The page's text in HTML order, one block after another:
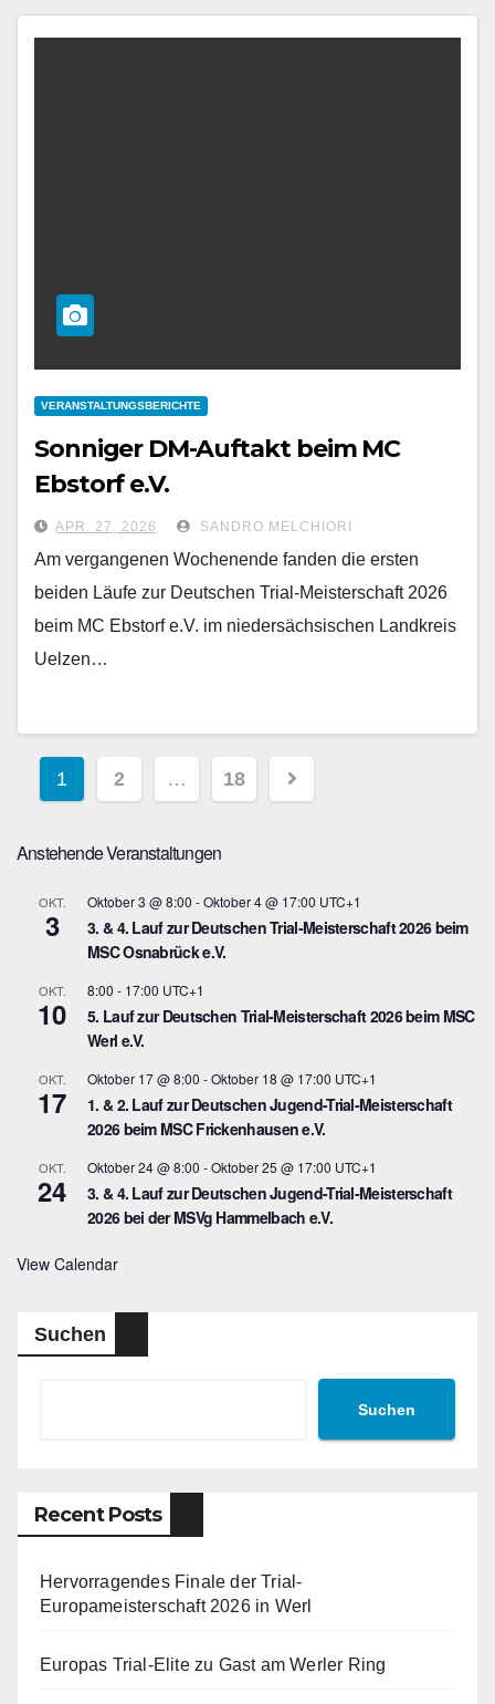
VERANSTALTUNGSBERICHTE
Sonniger DM-Auftakt beim MC
Ebstorf e.V.
APR. 27, 2026 SANDRO MELCHIORI
Am vergangenen Wochenende fanden die ersten
beiden Läufe zur Deutschen Trial-Meisterschaft 2026
beim MC Ebstorf e.V. im niedersächsischen Landkreis
Uelzen…
Seitennummerierung
Beiträge
1 2 … 18
Anstehende Veranstaltungen
OKT.
3
Oktober 3 @ 8:00 -Oktober 4 @ 17:00 UTC+1
3. & 4. Lauf zur Deutschen Trial-Meisterschaft 2026 beim
MSC Osnabrück e.V.
OKT.
10
8:00 - 17:00 UTC+1
5. Lauf zur Deutschen Trial-Meisterschaft 2026 beim MSC
Werl e.V.
OKT.
17
Oktober 17 @ 8:00 -Oktober 18 @ 17:00 UTC+1
1. & 2. Lauf zur Deutschen Jugend-Trial-Meisterschaft
2026 beim MSC Frickenhausen e.V.
OKT.
24
Oktober 24 @ 8:00 -Oktober 25 @ 17:00 UTC+1
3. & 4. Lauf zur Deutschen Jugend-Trial-Meisterschaft
2026 bei der MSVg Hammelbach e.V.
View Calendar
Suchen
Suchen
Recent Posts
Hervorragendes Finale der Trial-
Europameisterschaft 2026 in Werl
Europas Trial-Elite zu Gast am Werler Ring